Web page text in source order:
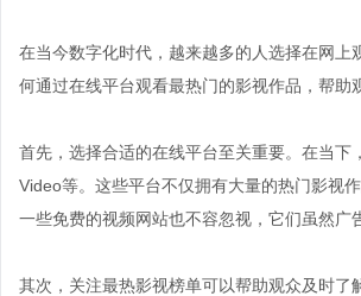
在当今数字化时代，越来越多的人选择在网上
何通过在线平台观看最热门的影视作品，帮助
首先，选择合适的在线平台至关重要。在当
Video等。这些平台不仅拥有大量的热门影视
一些免费的视频网站也不容忽视，它们虽然
其次，关注最热影视榜单可以帮助观众及时